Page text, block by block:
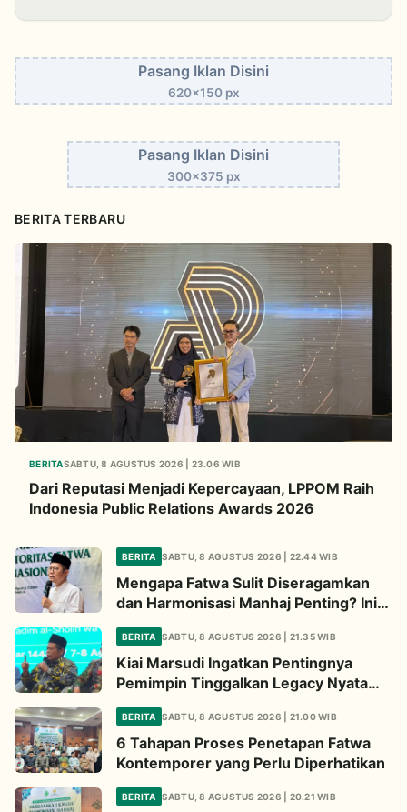
Pasang Iklan Disini
620x150 px
Pasang Iklan Disini
300x375 px
BERITA TERBARU
BERITASABTU, 8 AGUSTUS 2026 | 23.06 WIB
Dari Reputasi Menjadi Kepercayaan, LPPOM Raih
Indonesia Public Relations Awards 2026
BERITA SABTU, 8 AGUSTUS 2026 | 22.44 WIB
Mengapa Fatwa Sulit Diseragamkan
dan Harmonisasi Manhaj Penting? Ini
BERITA SABTU, 8 AGUSTUS 2026 | 21.35 WIB
Kiai Marsudi Ingatkan Pentingnya
Pemimpin Tinggalkan Legacy Nyata
BERITA SABTU, 8 AGUSTUS 2026 | 21.00 WIB
6 Tahapan Proses Penetapan Fatwa
Kontemporer yang Perlu Diperhatikan
BERITA SABTU, 8 AGUSTUS 2026 | 20.21 WIB